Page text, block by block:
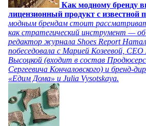
Как модному бренду
лицензионный продукт с известной
модным брендам стоит
как стратегический инструмент —
редактор журнала Shoes Report
побеседовала с Марией Козеевой,
Высоцкой (входит в состав
Сергеевича Кончаловского) и бренд-
«Едим Дома» и Julia Vysotskaya.